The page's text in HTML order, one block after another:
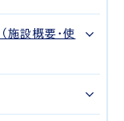
施設概要・使